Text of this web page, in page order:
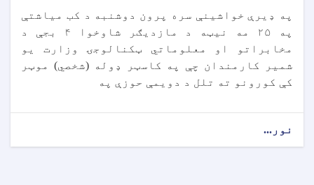
په ډیرې خواشینې سره پرون دوشنبه د کب میاشتې
په ۲۵ مه نیټه د مازدیګر شاوخوا ۴ بجې د
مخابراتو او معلوماتي ټکنالوجۍ وزارت یو
شمیر کارمندان چې په کاسټر ډوله (شخصي) موټر
کې کورونو ته تلل د دویمې حوزې په
نور...